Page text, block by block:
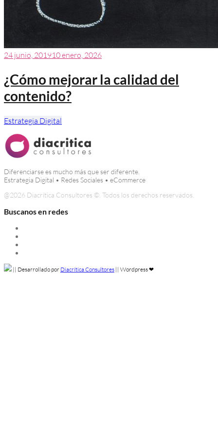
24 junio, 201910 enero, 2026
¿Cómo mejorar la calidad del
contenido?
Estrategia Digital
Diferenciarse es mucho más que ser diferente.
Estrategia Digital • Redes Sociales • eCommerce
@2026 Diacrítica Consultores ©. Todos los derechos reservados.
Buscanos en redes
|| Desarrollado por Diacrítica Consultores || Wordpress ❤